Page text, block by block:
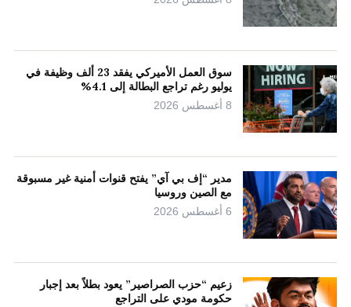
سوق العمل الأميركي يفقد 23 ألف وظيفة في
يوليو رغم تراجع البطالة إلى 4.1%
8 أغسطس 2026
مدير “إف بي آي” يفتح قنوات أمنية غير مسبوقة
مع الصين وروسيا
6 أغسطس 2026
زعيم “حزب الصراصير” يعود بطلاً بعد إجبار
حكومة مودي على التراجع